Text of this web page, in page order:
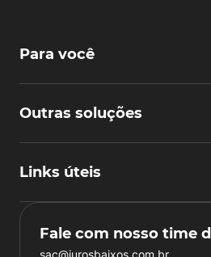
Para você
Outras soluções
Links úteis
Fale com nosso time
sac@jurosbaixos.com.br